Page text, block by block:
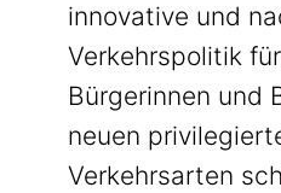
innovative und
Verkehrspolitik
Bürgerinnen und
neuen
Verkehrsarten